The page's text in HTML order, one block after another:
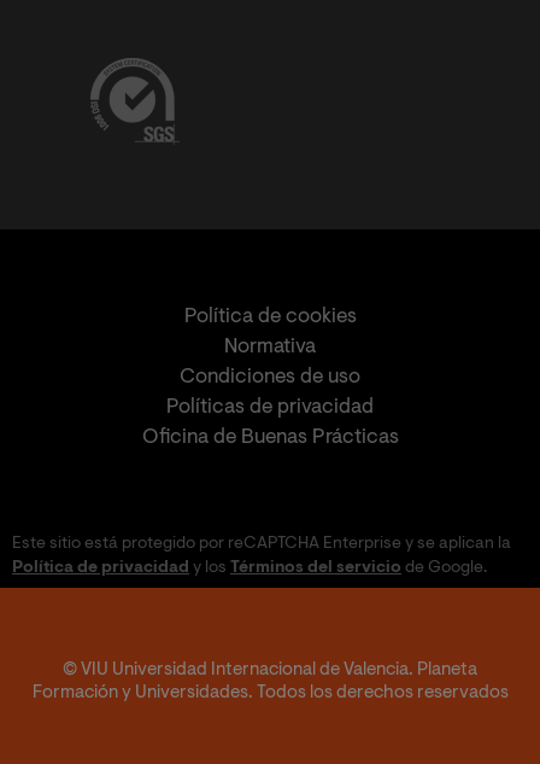
Política de cookies
Normativa
Condiciones de uso
Políticas de privacidad
Oficina de Buenas Prácticas
Este sitio está protegido por reCAPTCHA Enterprise y se aplican la
Política de privacidad y los Términos del servicio de Google.
© VIU Universidad Internacional de Valencia. Planeta
Formación y Universidades. Todos los derechos reservados